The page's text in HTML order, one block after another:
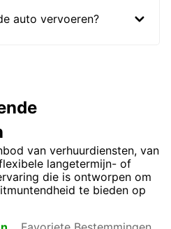
auto vervoeren?
van verhuurdiensten, van
langetermijn- of
die is ontworpen om
te bieden op